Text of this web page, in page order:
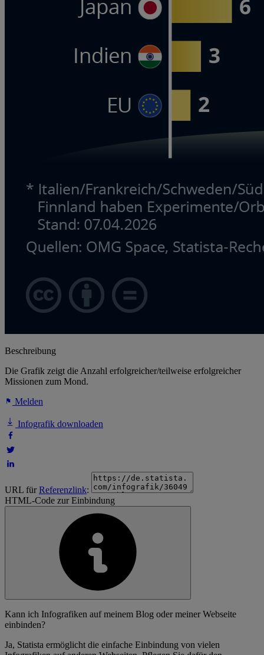
Beschreibung
Die Grafik zeigt die Anzahl erfolgreicher/teilweise erfolgreicher
Missionen zum Mond.
Melden
Infografik downloaden
URL fürReferenzlink:
HTML-Code zur Einbindung
Kann ich Infografiken auf meinem Blog oder meiner Webseite
einbinden?
Ja, Statista ermöglicht die einfache Einbindung von vielen